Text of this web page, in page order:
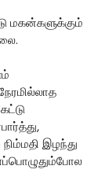
மகன்களுக்கும்
இழந்து